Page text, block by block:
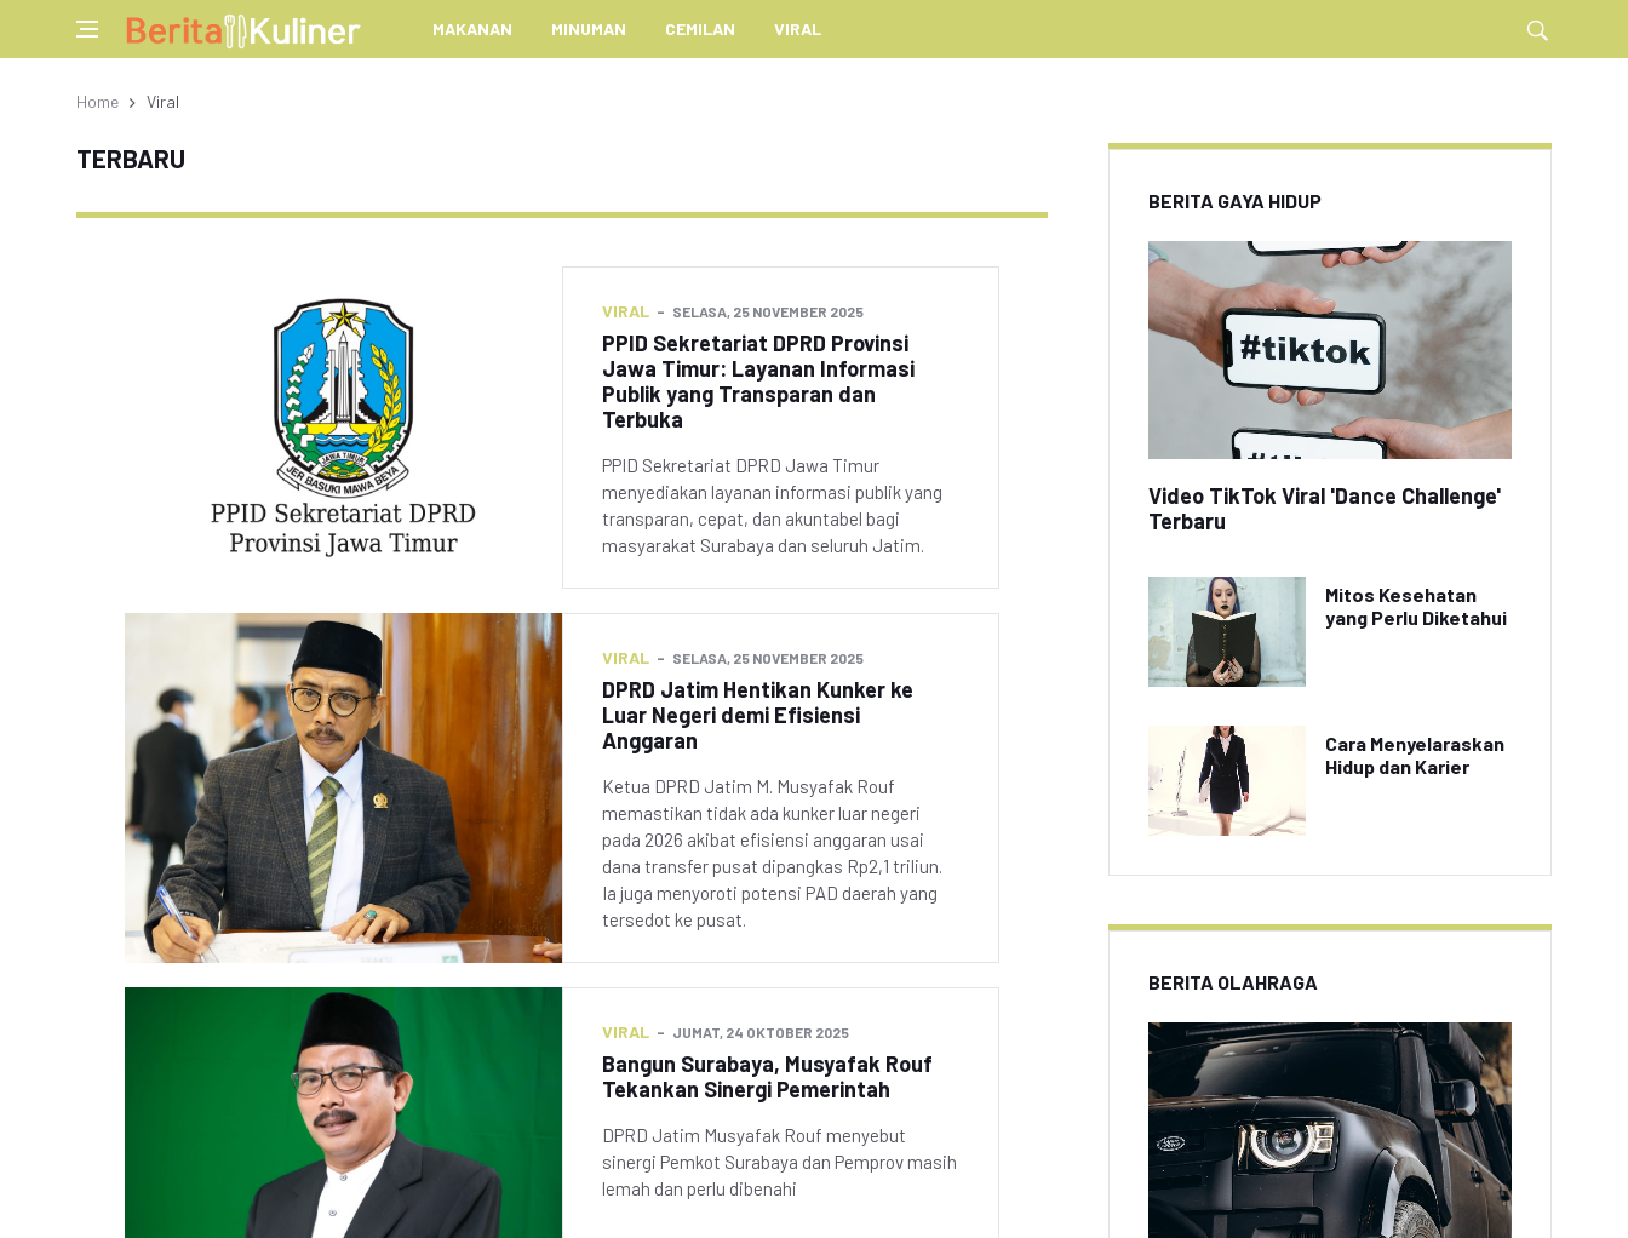
MAKANAN MINUMAN CEMILAN VIRAL
Home Viral
TERBARU
VIRAL SELASA, 25 NOVEMBER 2025
PPID Sekretariat DPRD Provinsi
Jawa Timur: Layanan Informasi
Publik yang Transparan dan
Terbuka
PPID Sekretariat DPRD Jawa Timur
menyediakan layanan informasi publik yang
transparan, cepat, dan akuntabel bagi
masyarakat Surabaya dan seluruh Jatim.
VIRAL SELASA, 25 NOVEMBER 2025
DPRD Jatim Hentikan Kunker ke
Luar Negeri demi Efisiensi
Anggaran
Ketua DPRD Jatim M. Musyafak Rouf
memastikan tidak ada kunker luar negeri
pada 2026 akibat efisiensi anggaran usai
dana transfer pusat dipangkas Rp2,1 triliun.
Ia juga menyoroti potensi PAD daerah yang
tersedot ke pusat.
VIRAL JUMAT, 24 OKTOBER 2025
Bangun Surabaya, Musyafak Rouf
Tekankan Sinergi Pemerintah
DPRD Jatim Musyafak Rouf menyebut
sinergi Pemkot Surabaya dan Pemprov masih
lemah dan perlu dibenahi
BERITA GAYA HIDUP
Video TikTok Viral 'Dance Challenge'
Terbaru
Mitos Kesehatan
yang Perlu Diketahui
Cara Menyelaraskan
Hidup dan Karier
BERITA OLAHRAGA